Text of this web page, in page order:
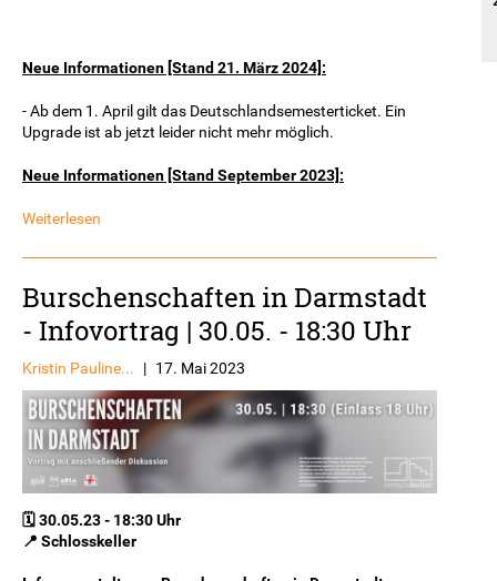
Neue Informationen [Stand 21. März 2024]:
- Ab dem 1. April gilt das Deutschlandsemesterticket. Ein
Upgrade ist ab jetzt leider nicht mehr möglich.
Neue Informationen [Stand September 2023]:
Weiterlesen
Burschenschaften in Darmstadt
- Infovortrag | 30.05. - 18:30 Uhr
Kristin Pauline... | 17. Mai 2023
🗓️ 30.05.23 - 18:30 Uhr
📍 Schlosskeller